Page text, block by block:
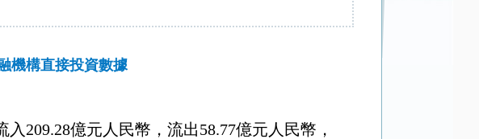
機構直接投資數據
209.28億元人民幣，流出58.77億元人民幣，